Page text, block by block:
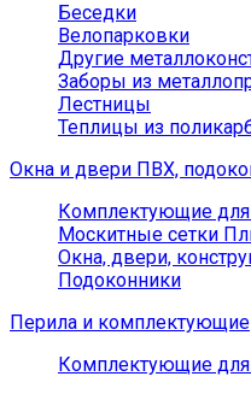
Беседки
Велопарковки
Другие
Заборы из
Лестницы
Теплицы из
Окна и двери ПВХ,
Комплектующие
Москитные сетки
Окна, двери,
Подоконники
Перила и комплектующие
Комплектующие